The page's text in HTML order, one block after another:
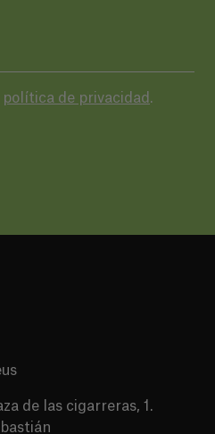
política de privacidad .
de las cigarreras, 1.